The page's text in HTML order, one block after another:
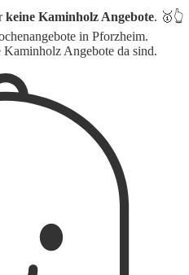
keine Kaminholz Angebote. 🥇👆
in Pforzheim.
Kaminholz Angebote da sind.